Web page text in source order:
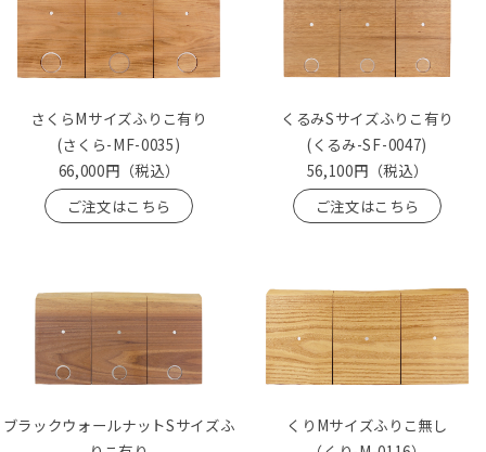
さくらMサイズふりこ有り
(さくら-MF-0035)
66,000円 （税込）
ご注文はこちら
くるみSサイズふりこ有り
(くるみ-SF-0047)
56,100円 （税込）
ご注文はこちら
ブラックウォールナットSサイズふ
くりMサイズふりこ無し